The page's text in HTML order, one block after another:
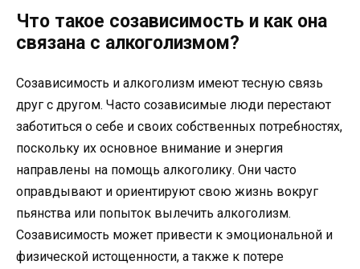
Что такое созависимость и как она
связана с алкоголизмом?
Созависимость и алкоголизм имеют тесную связь
друг с другом. Часто созависимые люди перестают
заботиться о себе и своих собственных потребностях,
поскольку их основное внимание и энергия
направлены на помощь алкоголику. Они часто
оправдывают и ориентируют свою жизнь вокруг
пьянства или попыток вылечить алкоголизм.
Созависимость может привести к эмоциональной и
физической истощенности, а также к потере